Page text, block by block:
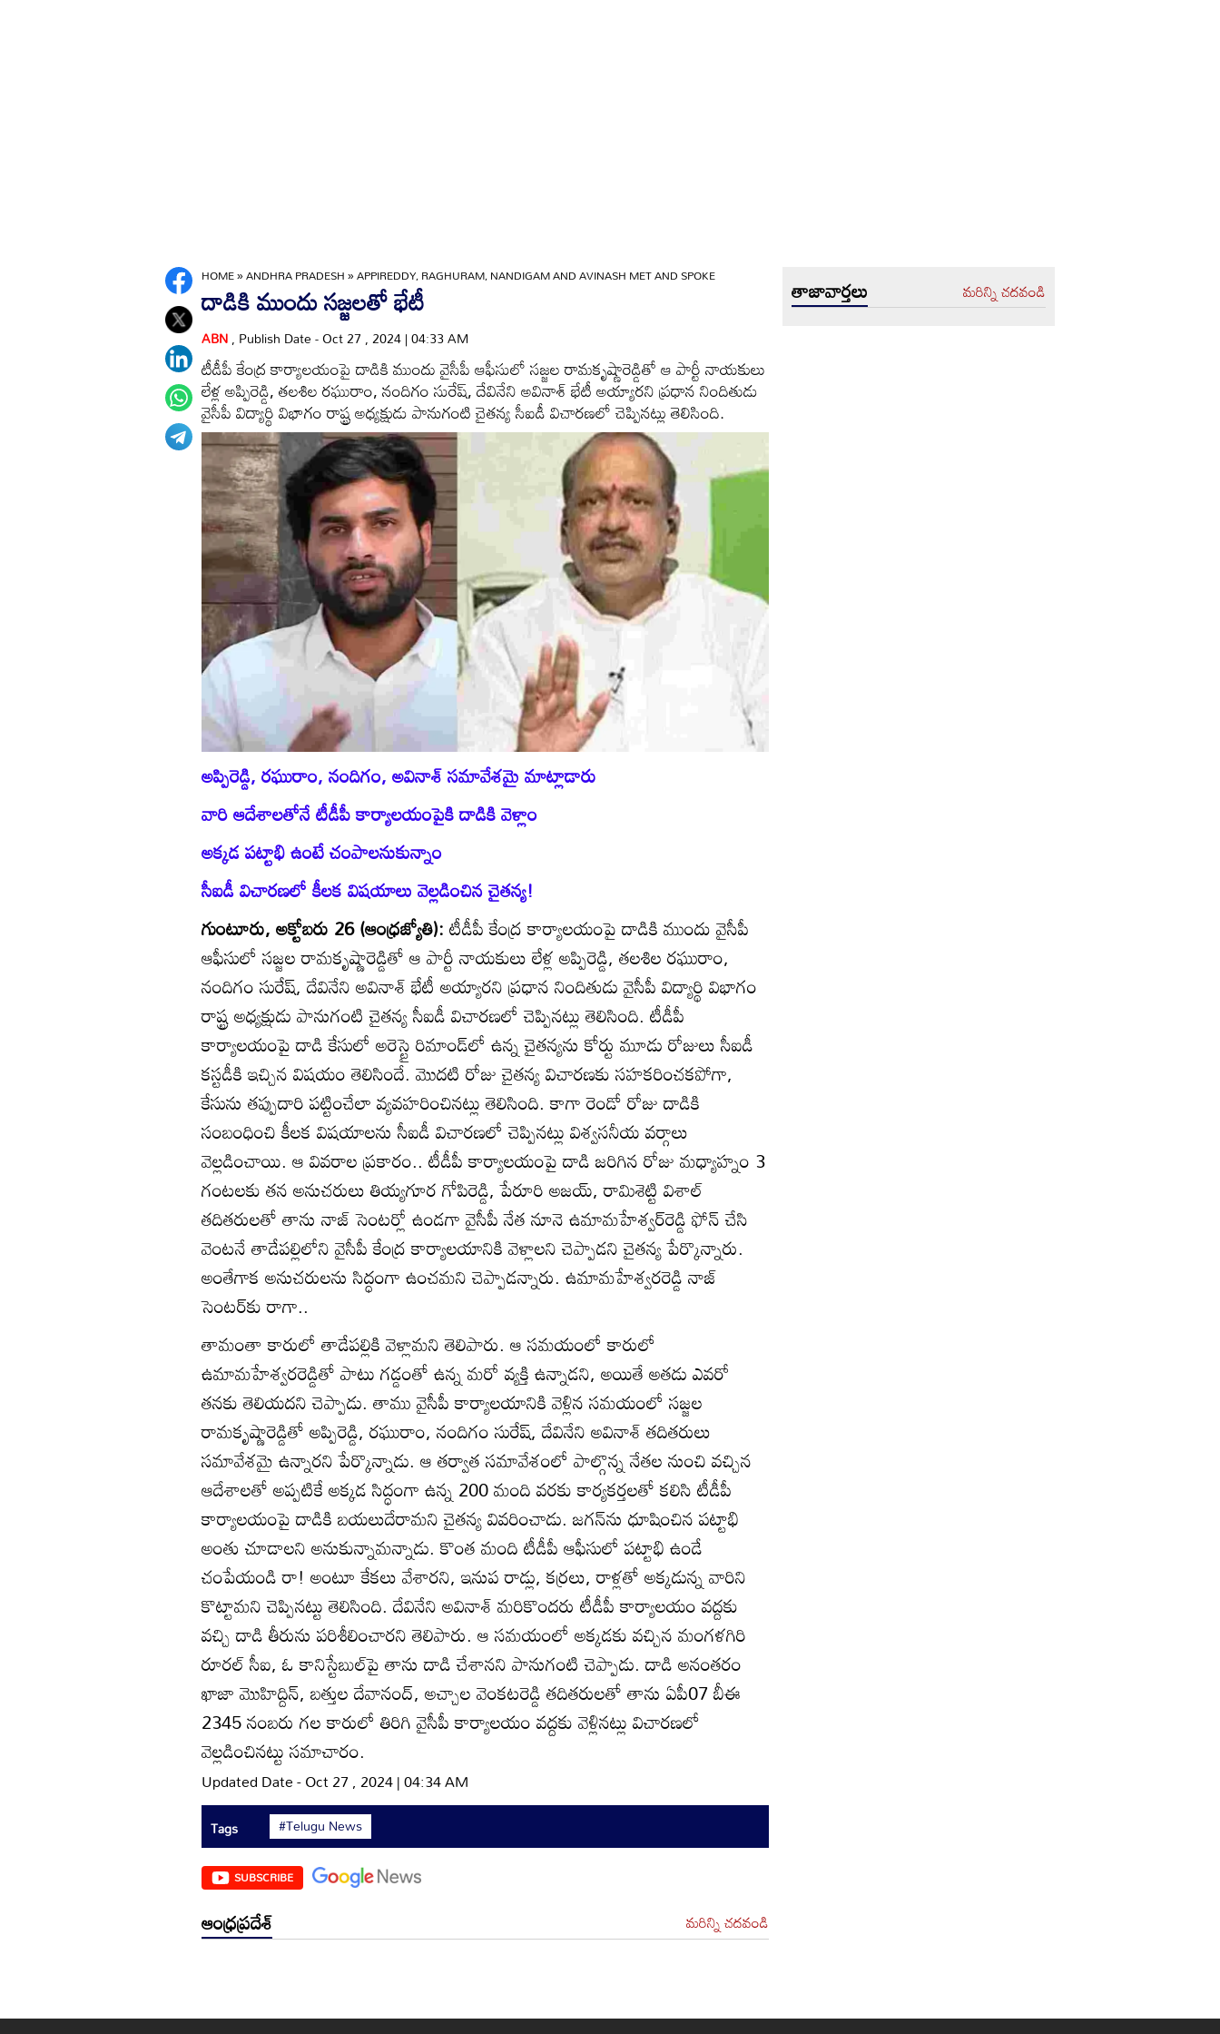
HOME»ANDHRA PRADESH»APPIREDDY, RAGHURAM, NANDIGAM AND AVINASH MET AND SPOKE
దాడికి ముందు సజ్జలతో భేటీ
ABN, Publish Date - Oct 27 , 2024 | 04:33 AM
టీడీపీ కేంద్ర కార్యాలయంపై దాడికి ముందు వైసీపీ ఆఫీసులో సజ్జల రామకృష్ణారెడ్డితో ఆ పార్టీ నాయకులు
లేళ్ల అప్పిరెడ్డి, తలశిల రఘురాం, నందిగం సురేష్‌, దేవినేని అవినాశ్‌ భేటీ అయ్యారని ప్రధాన నిందితుడు
వైసీపీ విద్యార్థి విభాగం రాష్ట్ర అధ్యక్షుడు పానుగంటి చైతన్య సీఐడీ విచారణలో చెప్పినట్లు తెలిసింది.
అప్పిరెడ్డి, రఘురాం, నందిగం, అవినాశ్‌ సమావేశమై మాట్లాడారు
వారి ఆదేశాలతోనే టీడీపీ కార్యాలయంపైకి దాడికి వెళ్లాం
అక్కడ పట్టాభి ఉంటే చంపాలనుకున్నాం
సీఐడీ విచారణలో కీలక విషయాలు వెల్లడించిన చైతన్య!
గుంటూరు, అక్టోబరు 26 (ఆంధ్రజ్యోతి):టీడీపీ కేంద్ర కార్యాలయంపై దాడికి ముందు వైసీపీ
ఆఫీసులో సజ్జల రామకృష్ణారెడ్డితో ఆ పార్టీ నాయకులు లేళ్ల అప్పిరెడ్డి, తలశిల రఘురాం,
నందిగం సురేష్‌, దేవినేని అవినాశ్‌ భేటీ అయ్యారని ప్రధాన నిందితుడు వైసీపీ విద్యార్థి విభాగం
రాష్ట్ర అధ్యక్షుడు పానుగంటి చైతన్య సీఐడీ విచారణలో చెప్పినట్లు తెలిసింది. టీడీపీ
కార్యాలయంపై దాడి కేసులో అరెస్టై రిమాండ్‌లో ఉన్న చైతన్యను కోర్టు మూడు రోజులు సీఐడీ
కస్టడీకి ఇచ్చిన విషయం తెలిసిందే. మొదటి రోజు చైతన్య విచారణకు సహకరించకపోగా,
కేసును తప్పుదారి పట్టించేలా వ్యవహరించినట్లు తెలిసింది. కాగా రెండో రోజు దాడికి
సంబంధించి కీలక విషయాలను సీఐడీ విచారణలో చెప్పినట్లు విశ్వసనీయ వర్గాలు
వెల్లడించాయి. ఆ వివరాల ప్రకారం.. టీడీపీ కార్యాలయంపై దాడి జరిగిన రోజు మధ్యాహ్నం 3
గంటలకు తన అనుచరులు తియ్యగూర గోపిరెడ్డి, పేరూరి అజయ్‌, రామిశెట్టి విశాల్‌
తదితరులతో తాను నాజ్‌ సెంటర్లో ఉండగా వైసీపీ నేత నూనె ఉమామహేశ్వర్‌రెడ్డి ఫోన్‌ చేసి
వెంటనే తాడేపల్లిలోని వైసీపీ కేంద్ర కార్యాలయానికి వెళ్లాలని చెప్పాడని చైతన్య పేర్కొన్నారు.
అంతేగాక అనుచరులను సిద్ధంగా ఉంచమని చెప్పాడన్నారు. ఉమామహేశ్వరరెడ్డి నాజ్‌
సెంటర్‌కు రాగా..
తామంతా కారులో తాడేపల్లికి వెళ్లామని తెలిపారు. ఆ సమయంలో కారులో
ఉమామహేశ్వరరెడ్డితో పాటు గడ్డంతో ఉన్న మరో వ్యక్తి ఉన్నాడని, అయితే అతడు ఎవరో
తనకు తెలియదని చెప్పాడు. తాము వైసీపీ కార్యాలయానికి వెళ్లిన సమయంలో సజ్జల
రామకృష్ణారెడ్డితో అప్పిరెడ్డి, రఘురాం, నందిగం సురేష్‌, దేవినేని అవినాశ్‌ తదితరులు
సమావేశమై ఉన్నారని పేర్కొన్నాడు. ఆ తర్వాత సమావేశంలో పాల్గొన్న నేతల నుంచి వచ్చిన
ఆదేశాలతో అప్పటికే అక్కడ సిద్ధంగా ఉన్న 200 మంది వరకు కార్యకర్తలతో కలిసి టీడీపీ
కార్యాలయంపై దాడికి బయలుదేరామని చైతన్య వివరించాడు. జగన్‌ను ధూషించిన పట్టాభి
అంతు చూడాలని అనుకున్నామన్నాడు. కొంత మంది టీడీపీ ఆఫీసులో పట్టాభి ఉండే
చంపేయండి రా! అంటూ కేకలు వేశారని, ఇనుప రాడ్లు, కర్రలు, రాళ్లతో అక్కడున్న వారిని
కొట్టామని చెప్పినట్టు తెలిసింది. దేవినేని అవినాశ్‌ మరికొందరు టీడీపీ కార్యాలయం వద్దకు
వచ్చి దాడి తీరును పరిశీలించారని తెలిపారు. ఆ సమయంలో అక్కడకు వచ్చిన మంగళగిరి
రూరల్‌ సీఐ, ఓ కానిస్టేబుల్‌పై తాను దాడి చేశానని పానుగంటి చెప్పాడు. దాడి అనంతరం
ఖాజా మొహిద్దిన్‌, బత్తుల దేవానంద్‌, అచ్చాల వెంకటరెడ్డి తదితరులతో తాను ఏపీ07 బీఈ
2345 నంబరు గల కారులో తిరిగి వైసీపీ కార్యాలయం వద్దకు వెళ్లినట్లు విచారణలో
వెల్లడించినట్టు సమాచారం.
Updated Date - Oct 27 , 2024 | 04:34 AM
Tags #Telugu News
SUBSCRIBE
ఆంధ్రప్రదేశ్ మరిన్ని చదవండి
తాజావార్తలు మరిన్ని చదవండి